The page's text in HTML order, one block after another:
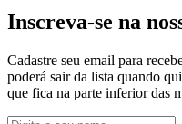
Inscreva-se na
Cadastre seu email para
poderá sair da lista quando
que fica na parte inferior das